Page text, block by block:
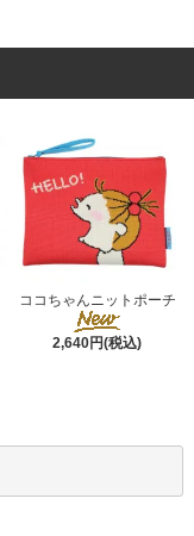
ココちゃんニットポーチ
2,640円(税込)